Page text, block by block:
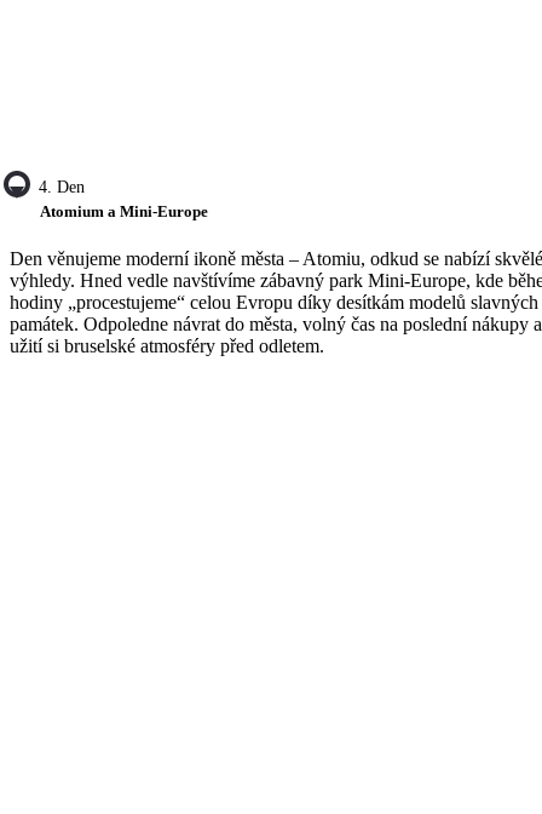
4. Den
Atomium a Mini-Europe
Den věnujeme moderní ikoně města – Atomiu, odkud se nabízí skvělé
výhledy. Hned vedle navštívíme zábavný park Mini-Europe, kde
hodiny „procestujeme“ celou Evropu díky desítkám modelů slavných
památek. Odpoledne návrat do města, volný čas na poslední nákupy a
užití si bruselské atmosféry před odletem.